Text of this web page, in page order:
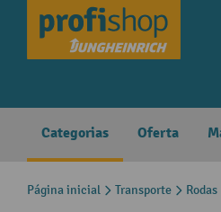
Saltar para a
Categorias Oferta
Página inicial Transporte Rodas